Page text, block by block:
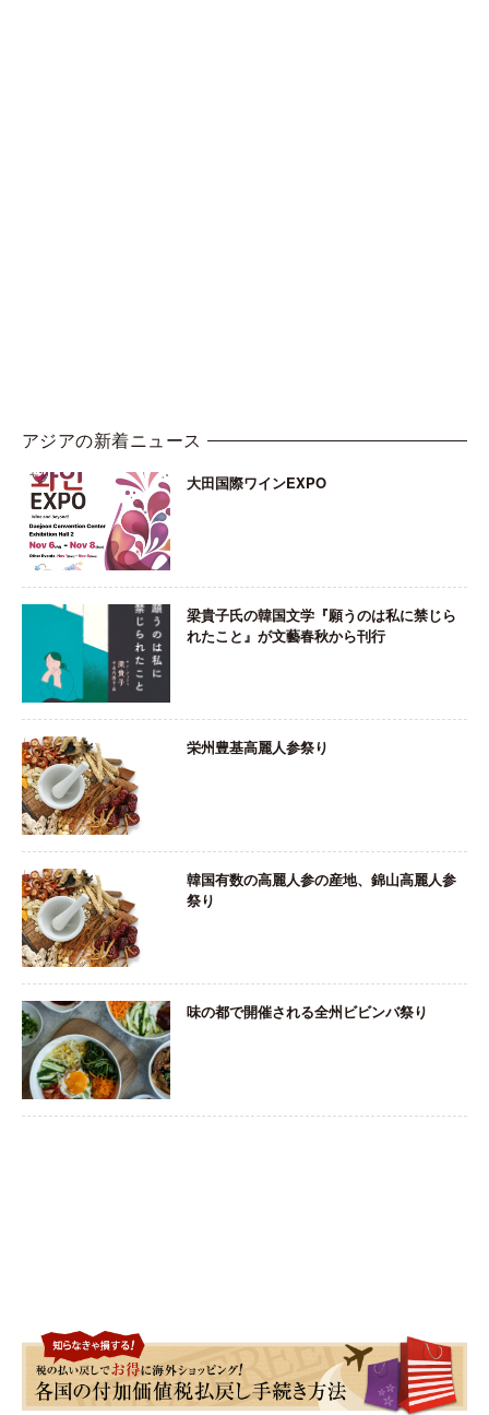
アジアの新着ニュース
大田国際ワインEXPO
梁貴子氏の韓国文学『願うのは私に禁じら
れたこと』が文藝春秋から刊行
栄州豊基高麗人参祭り
韓国有数の高麗人参の産地、錦山高麗人参
祭り
味の都で開催される全州ビビンバ祭り